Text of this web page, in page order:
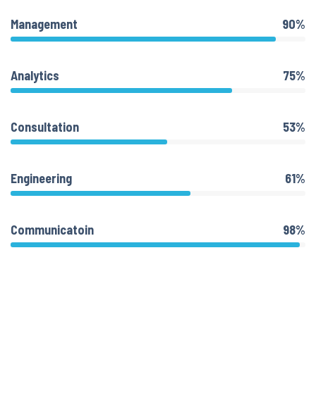
Management 90%
Analytics 75%
Consultation 53%
Engineering 61%
Communicatoin 98%